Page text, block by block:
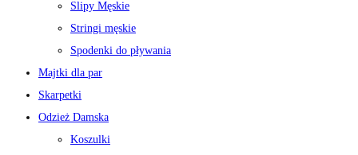
Slipy Męskie
Stringi męskie
Spodenki do pływania
Majtki dla par
Skarpetki
Odzież Damska
Koszulki